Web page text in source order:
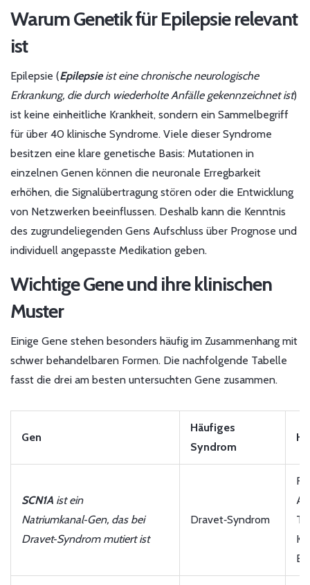
Warum Genetik für Epilepsie relevant
ist
Epilepsie (Epilepsieist eine chronische neurologische
Erkrankung, die durch wiederholte Anfälle gekennzeichnet ist)
ist keine einheitliche Krankheit, sondern ein Sammelbegriff
für über 40 klinische Syndrome. Viele dieser Syndrome
besitzen eine klare genetische Basis: Mutationen in
einzelnen Genen können die neuronale Erregbarkeit
erhöhen, die Signalübertragung stören oder die Entwicklung
von Netzwerken beeinflussen. Deshalb kann die Kenntnis
des zugrundeliegenden Gens Aufschluss über Prognose und
individuell angepasste Medikation geben.
Wichtige Gene und ihre klinischen
Muster
Einige Gene stehen besonders häufig im Zusammenhang mit
schwer behandelbaren Formen. Die nachfolgende Tabelle
fasst die drei am besten untersuchten Gene zusammen.
Gen
Häufiges
Syndrom
SCN1A ist ein
Natriumkanal‑Gen, das bei
Dravet‑Syndrom mutiert ist
Dravet‑Syndrom